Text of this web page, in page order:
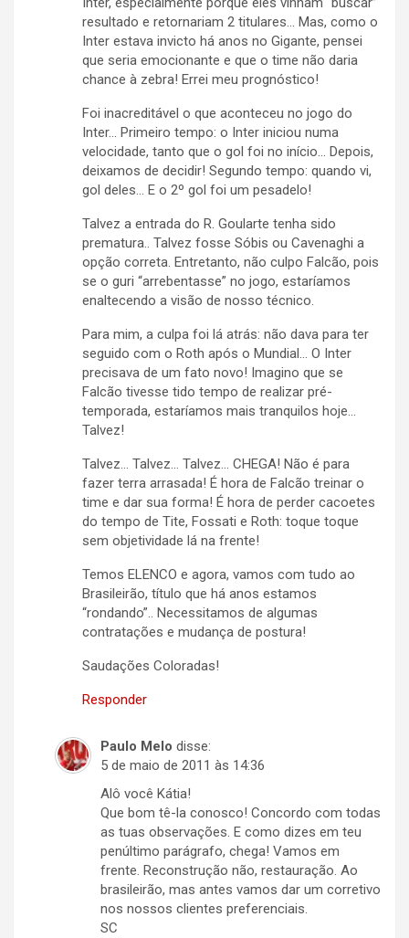
resultado e retornariam 2 titulares… Mas, como o
Inter estava invicto há anos no Gigante, pensei
que seria emocionante e que o time não daria
chance à zebra! Errei meu prognóstico!
Foi inacreditável o que aconteceu no jogo do
Inter… Primeiro tempo: o Inter iniciou numa
velocidade, tanto que o gol foi no início… Depois,
deixamos de decidir! Segundo tempo: quando vi,
gol deles… E o 2º gol foi um pesadelo!
Talvez a entrada do R. Goularte tenha sido
prematura.. Talvez fosse Sóbis ou Cavenaghi a
opção correta. Entretanto, não culpo Falcão, pois
se o guri “arrebentasse” no jogo, estaríamos
enaltecendo a visão de nosso técnico.
Para mim, a culpa foi lá atrás: não dava para ter
seguido com o Roth após o Mundial… O Inter
precisava de um fato novo! Imagino que se
Falcão tivesse tido tempo de realizar pré-
temporada, estaríamos mais tranquilos hoje…
Talvez!
Talvez… Talvez… Talvez… CHEGA! Não é para
fazer terra arrasada! É hora de Falcão treinar o
time e dar sua forma! É hora de perder cacoetes
do tempo de Tite, Fossati e Roth: toque toque
sem objetividade lá na frente!
Temos ELENCO e agora, vamos com tudo ao
Brasileirão, título que há anos estamos
“rondando”.. Necessitamos de algumas
contratações e mudança de postura!
Saudações Coloradas!
Responder
Paulo Melo disse:
5 de maio de 2011 às 14:36
Alô você Kátia!
Que bom tê-la conosco! Concordo com todas
as tuas observações. E como dizes em teu
penúltimo parágrafo, chega! Vamos em
frente. Reconstrução não, restauração. Ao
brasileirão, mas antes vamos dar um corretivo
nos nossos clientes preferenciais.
SC